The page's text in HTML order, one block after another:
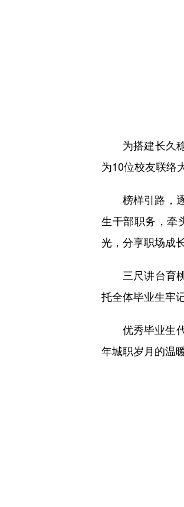
为搭建长久
为10位校友联络
榜样引路，
生干部职务，牵
光，分享职场成
三尺讲台育
托全体毕业生牢
优秀毕业生
年城职岁月的温